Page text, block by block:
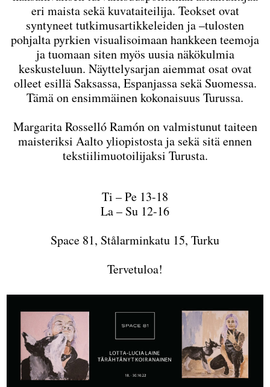
eri maista sekä kuvataiteilija. Teokset ovat
syntyneet tutkimusartikkeleiden ja –tulosten
pohjalta pyrkien visualisoimaan hankkeen teemoja
ja tuomaan siten myös uusia näkökulmia
keskusteluun. Näyttelysarjan aiemmat osat ovat
olleet esillä Saksassa, Espanjassa sekä Suomessa.
Tämä on ensimmäinen kokonaisuus Turussa.
Margarita Rosselló Ramón on valmistunut taiteen
maisteriksi Aalto yliopistosta ja sekä sitä ennen
tekstiilimuotoilijaksi Turusta.
Ti – Pe 13-18
La – Su 12-16
Space 81, Stålarminkatu 15, Turku
Tervetuloa!